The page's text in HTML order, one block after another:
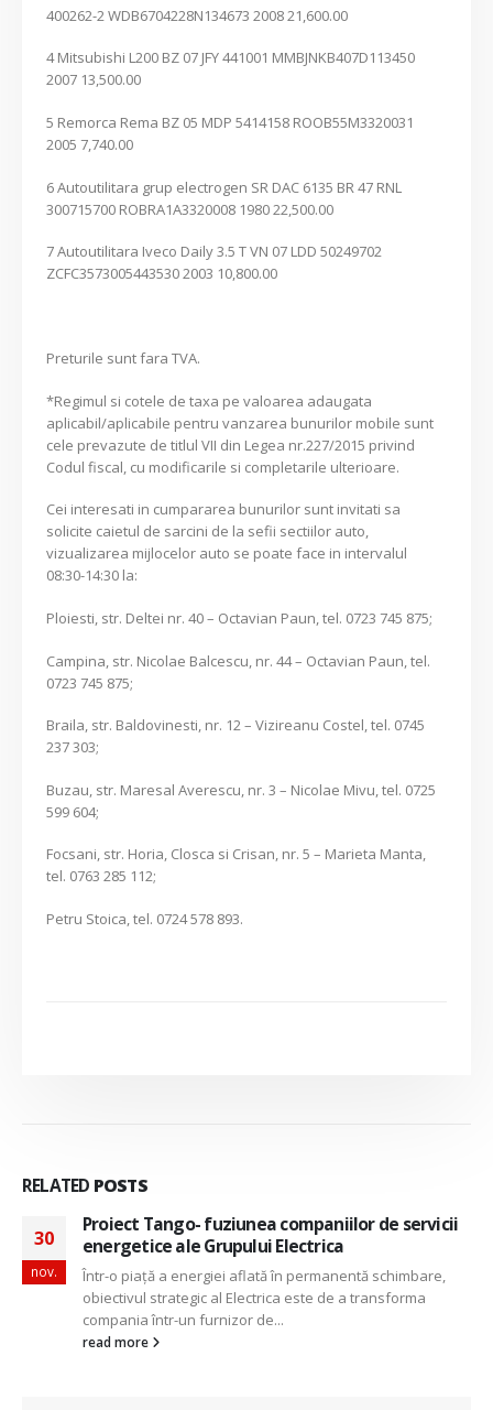
400262-2 WDB6704228N134673 2008 21,600.00
4 Mitsubishi L200 BZ 07 JFY 441001 MMBJNKB407D113450
2007 13,500.00
5 Remorca Rema BZ 05 MDP 5414158 ROOB55M3320031
2005 7,740.00
6 Autoutilitara grup electrogen SR DAC 6135 BR 47 RNL
300715700 ROBRA1A3320008 1980 22,500.00
7 Autoutilitara Iveco Daily 3.5 T VN 07 LDD 50249702
ZCFC3573005443530 2003 10,800.00
Preturile sunt fara TVA.
*Regimul si cotele de taxa pe valoarea adaugata
aplicabil/aplicabile pentru vanzarea bunurilor mobile sunt
cele prevazute de titlul VII din Legea nr.227/2015 privind
Codul fiscal, cu modificarile si completarile ulterioare.
Cei interesati in cumpararea bunurilor sunt invitati sa
solicite caietul de sarcini de la sefii sectiilor auto,
vizualizarea mijlocelor auto se poate face in intervalul
08:30-14:30 la:
Ploiesti, str. Deltei nr. 40 – Octavian Paun, tel. 0723 745 875;
Campina, str. Nicolae Balcescu, nr. 44 – Octavian Paun, tel.
0723 745 875;
Braila, str. Baldovinesti, nr. 12 – Vizireanu Costel, tel. 0745
237 303;
Buzau, str. Maresal Averescu, nr. 3 – Nicolae Mivu, tel. 0725
599 604;
Focsani, str. Horia, Closca si Crisan, nr. 5 – Marieta Manta,
tel. 0763 285 112;
Petru Stoica, tel. 0724 578 893.
RELATED POSTS
30
nov.
Proiect Tango- fuziunea companiilor de servicii
energetice ale Grupului Electrica
Într-o piață a energiei aflată în permanentă schimbare,
obiectivul strategic al Electrica este de a transforma
compania într-un furnizor de...
read more